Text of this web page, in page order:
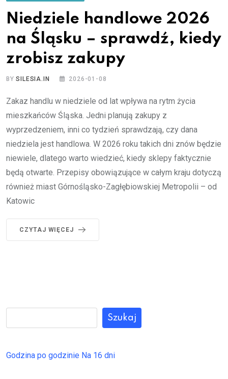
Niedziele handlowe 2026
na Śląsku – sprawdź, kiedy
zrobisz zakupy
BYSILESIA.IN 2026-01-08
Zakaz handlu w niedziele od lat wpływa na rytm życia
mieszkańców Śląska. Jedni planują zakupy z
wyprzedzeniem, inni co tydzień sprawdzają, czy dana
niedziela jest handlowa. W 2026 roku takich dni znów będzie
niewiele, dlatego warto wiedzieć, kiedy sklepy faktycznie
będą otwarte. Przepisy obowiązujące w całym kraju dotyczą
również miast Górnośląsko-Zagłębiowskiej Metropolii – od
Katowic
CZYTAJ WIĘCEJ
Szukaj
Godzina po godzinie Na 16 dni